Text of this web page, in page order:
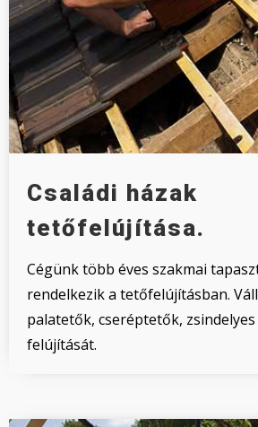
Családi házak
tetőfelújítása.
Cégünk több éves szakmai
rendelkezik a tetőfelújításban.
palatetők, cseréptetők,
felújítását.